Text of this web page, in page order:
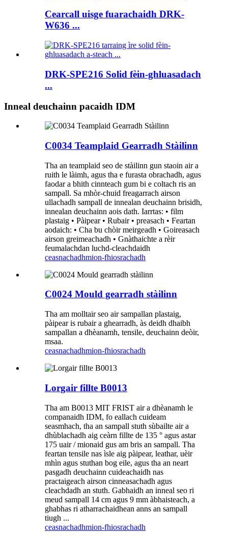
Cearcall uisge fuarachaidh DRK-
W636 ...
DRK-SPE216 Solid fèin-ghluasadach
...
Inneal deuchainn pacaidh IDM
C0034 Teamplaid Gearradh Stàilinn
Tha an teamplaid seo de stàilinn gun staoin air a
ruith le làimh, agus tha e furasta obrachadh, agus
faodar a bhith cinnteach gum bi e coltach ris an
sampall. Sa mhòr-chuid freagarrach airson
ullachadh sampall de innealan deuchainn brisidh,
innealan deuchainn aois dath. Iarrtas: • film
plastaig • Pàipear • Rubair • preasach • Feartan
aodaich: • Cha bu chòir meirgeadh • Goireasach
airson greimeachadh • Gnàthaichte a rèir
feumalachdan luchd-cleachdaidh
ceasnachadhmion-fhiosrachadh
C0024 Mould gearradh stàilinn
Tha am molltair seo air sampallan plastaig,
pàipear is rubair a ghearradh, às deidh dhaibh
sampallan a dhèanamh, tensile, deuchainn deòir,
msaa.
ceasnachadhmion-fhiosrachadh
Lorgair fillte B0013
Tha am B0013 MIT FRIST air a dhèanamh le
companaidh IDM, fo eallach cuideam
seasmhach, tha an sampall stuth sùbailte air a
dhùblachadh aig ceàrn fillte de 135 ° agus astar
175 uair / mionaid gus am bris an sampall. Tha
feartan tensile nas ìsle aig pàipear, leathar, uèir
mhìn agus stuthan bog eile, agus tha an neart
pasgadh deuchainn cuideachaidh nas
practaigeach airson cinneasachadh agus
cleachdadh an stuth. Gabhaidh an inneal seo ri
meud sampall 14 cm agus 9 mm àbhaisteach, a
ghabhas ri atharrachaidhean anns an sampall
tiugh ...
ceasnachadhmion-fhiosrachadh